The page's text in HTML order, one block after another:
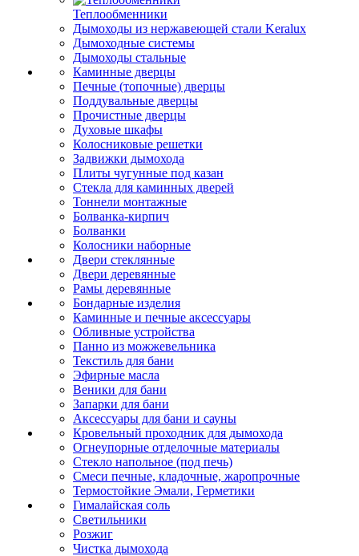
Теплообменники
Дымоходы из нержавеющей стали Keralux
Дымоходные системы
Дымоходы стальные
Каминные дверцы
Печные (топочные) дверцы
Поддувальные дверцы
Прочистные дверцы
Духовые шкафы
Колосниковые решетки
Задвижки дымохода
Плиты чугунные под казан
Стекла для каминных дверей
Тоннели монтажные
Болванка-кирпич
Болванки
Колосники наборные
Двери стеклянные
Двери деревянные
Рамы деревянные
Бондарные изделия
Каминные и печные аксессуары
Обливные устройства
Панно из можжевельника
Текстиль для бани
Эфирные масла
Веники для бани
Запарки для бани
Аксессуары для бани и сауны
Кровельный проходник для дымохода
Огнеупорные отделочные материалы
Стекло напольное (под печь)
Смеси печные, кладочные, жаропрочные
Термостойкие Эмали, Герметики
Гималайская соль
Светильники
Розжиг
Чистка дымохода